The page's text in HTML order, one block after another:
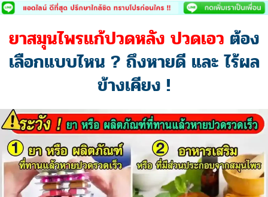
Skip
content
ยาสมุนไพรแก้ปวดหลัง ปวดเอว ต้อง
เลือกแบบไหน ? ถึงหายดี และ ไร้ผล
ข้างเคียง !